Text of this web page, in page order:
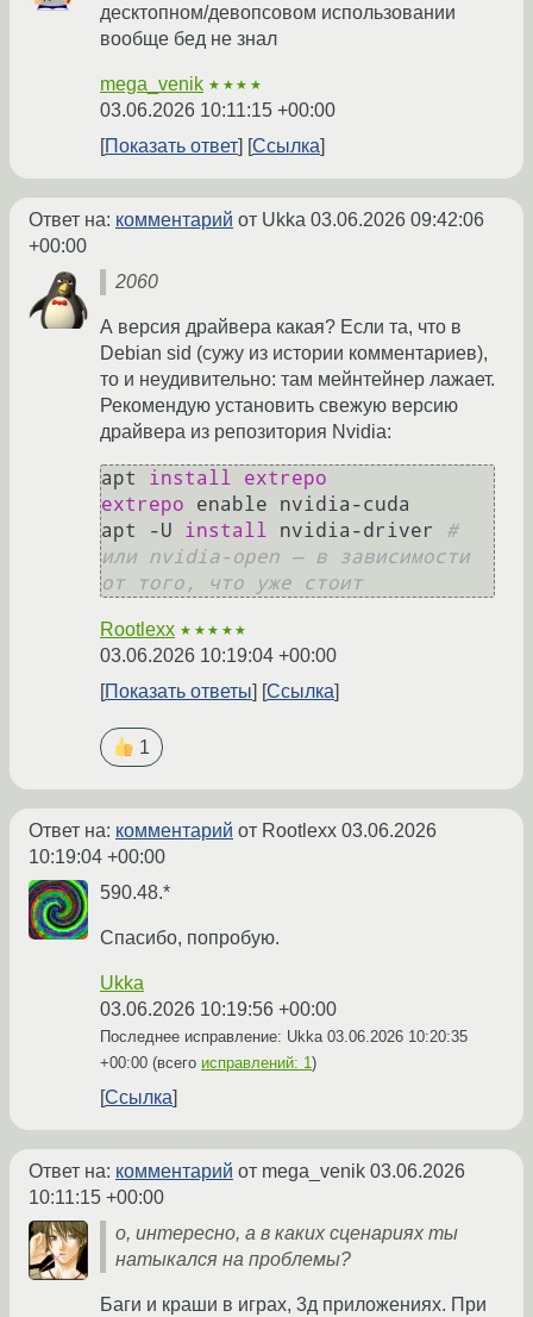
десктопном/девопсовом использовании
вообще бед не знал
mega_venik ★★★★
03.06.2026 10:11:15 +00:00
Показать ответ
Ссылка
Ответ на: комментарий от Ukka 03.06.2026 09:42:06
+00:00
2060
А версия драйвера какая? Если та, что в
Debian sid (сужу из истории комментариев),
то и неудивительно: там мейнтейнер лажает.
Рекомендую установить свежую версию
драйвера из репозитория Nvidia:
apt install
extrepo enable nvidia-cuda
apt -U
install nvidia-driver #
или nvidia-open — в зависимости
от того, что уже стоит
Rootlexx ★★★★★
03.06.2026 10:19:04 +00:00
Показать ответы
Ссылка
1
Ответ на: комментарий от Rootlexx 03.06.2026
10:19:04 +00:00
590.48.*
Спасибо, попробую.
Ukka
03.06.2026 10:19:56 +00:00
Последнее исправление: Ukka 03.06.2026 10:20:35
+00:00 (всего исправлений: 1)
Ссылка
Ответ на: комментарий от mega_venik 03.06.2026
10:11:15 +00:00
о, интересно, а в каких сценариях ты
натыкался на проблемы?
Баги и краши в играх, 3д приложениях. При